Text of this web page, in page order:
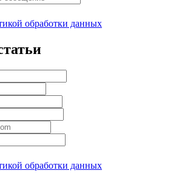
обработки данных
обработки данных